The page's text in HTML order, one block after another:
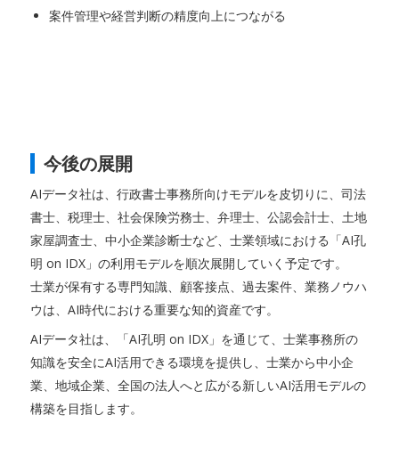
案件管理や経営判断の精度向上につながる
今後の展開
AIデータ社は、行政書士事務所向けモデルを皮切りに、司法
書士、税理士、社会保険労務士、弁理士、公認会計士、土地
家屋調査士、中小企業診断士など、士業領域における「AI孔
明 on IDX」の利用モデルを順次展開していく予定です。
士業が保有する専門知識、顧客接点、過去案件、業務ノウハ
ウは、AI時代における重要な知的資産です。
AIデータ社は、「AI孔明 on IDX」を通じて、士業事務所の
知識を安全にAI活用できる環境を提供し、士業から中小企
業、地域企業、全国の法人へと広がる新しいAI活用モデルの
構築を目指します。